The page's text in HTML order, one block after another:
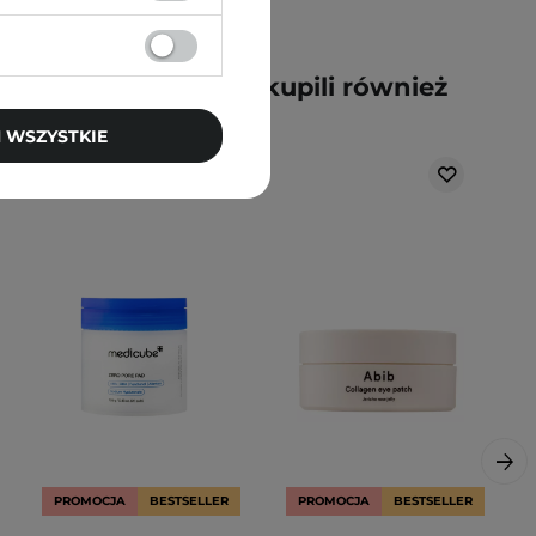
kupili ten produkt, kupili również
PROMOCJA BESTSELLER PROMOCJA BESTSELLER